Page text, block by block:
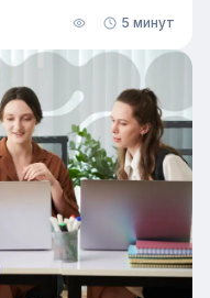
«Проводник».
5 минут